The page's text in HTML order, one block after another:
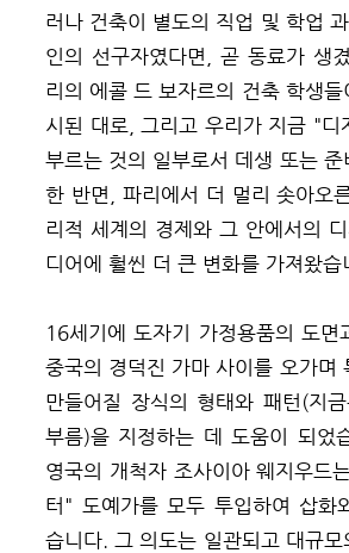
러나 건축이 별도의 직업 및 학업
인의 선구자였다면, 곧 동료가 생
리의 에콜 드 보자르의 건축 학생들
시된 대로, 그리고 우리가 지금 "디
부르는 것의 일부로서 데생 또는
한 반면, 파리에서 더 멀리 솟아오
리적 세계의 경제와 그 안에서의
디어에 훨씬 더 큰 변화를 가져왔습
16세기에 도자기 가정용품의 도면
중국의 경덕진 가마 사이를 오가며
만들어질 장식의 형태와 패턴(지
부름)을 지정하는 데 도움이 되었
영국의 개척자 조사이아 웨지우드
터" 도예가를 모두 투입하여 삽화
습니다. 그 의도는 일관되고 대규